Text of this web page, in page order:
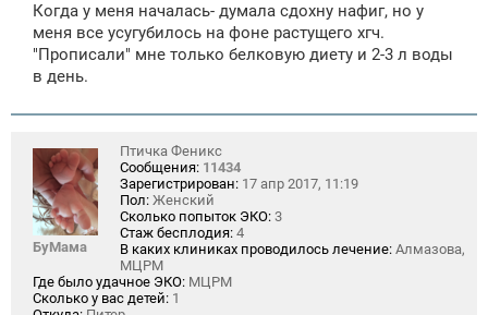
б
щ
е
н
и
Когда у меня началась- думала сдохну нафиг, но у
меня все усугубилось на фоне растущего хгч.
"Прописали" мне только белковую диету и 2-3 л воды
в день.
БуМама
Птичка Феникс
Сообщения: 11434
Зарегистрирован: 17 апр 2017, 11:19
Пол: Женский
Сколько попыток ЭКО: 3
Стаж бесплодия: 4
В каких клиниках проводилось лечение: Алмазова,
МЦРМ
Где было удачное ЭКО: МЦРМ
Сколько у вас детей: 1